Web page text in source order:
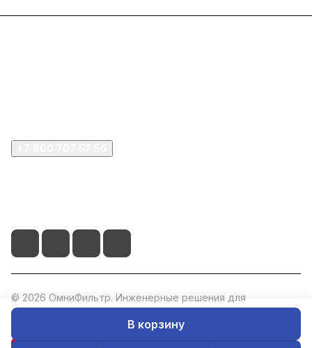
В корзину
© 2026 ОмниФильтр. Инженерные решения для
водоподготовки. ИНН: 5047273073, ОГРН: 1235000020760.
Оферта